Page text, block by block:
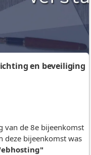
en beveiliging
van de 8e bijeenkomst
deze bijeenkomst was